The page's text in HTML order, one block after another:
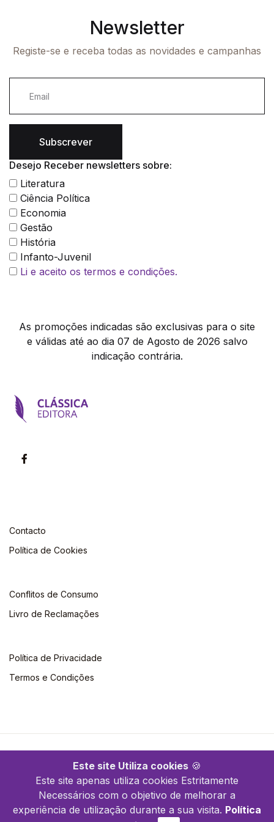
Este site Utiliza cookies 🍪
Este site apenas utiliza cookies Estritamente
Necessários com o objetivo de melhorar a
experiência de utilização durante a sua visita. Política
Newsletter
Registe-se e receba todas as novidades e campanhas
Subscrever
Desejo Receber newsletters sobre:
Literatura
Ciência Política
Economia
Gestão
História
Infanto-Juvenil
Li e aceito os termos e condições.
As promoções indicadas são exclusivas para o site
e válidas até ao dia 07 de Agosto de 2026 salvo
indicação contrária.
Contacto
Política de Cookies
Conflitos de Consumo
Livro de Reclamações
Política de Privacidade
Termos e Condições
©2026 Clássica Editora. Todos os direitos reservados